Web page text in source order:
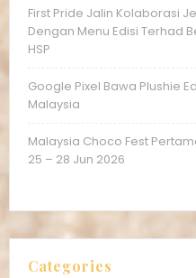
First Pride Jalin Kolaborasi
Dengan Menu Edisi Terhad
HSP
Google Pixel Bawa Plushie
Malaysia
Malaysia Choco Fest
25 – 28 Jun 2026
Categories